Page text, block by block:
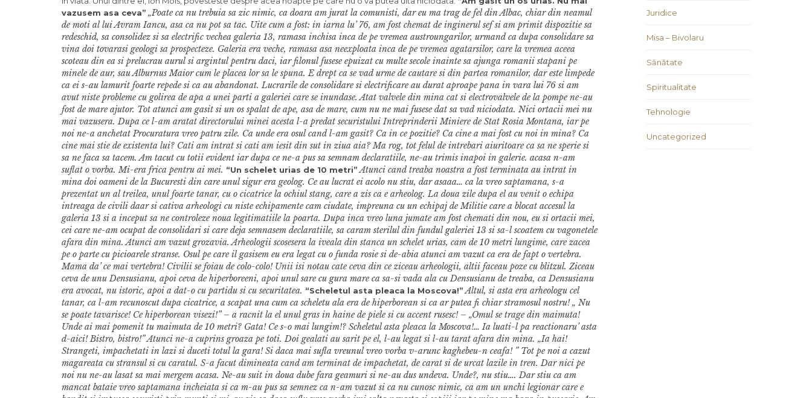
vazusem asa ceva” „Poate ca nu trebuia sa zic nimic, ca doara am jurat la comunisti, dar eu ma trag de fel din Albac, chiar din neamul
de moti al lui Avram Iancu, asa ca nu pot sa tac. Uite cum a fost: in iarna lu’ 76, am fost chemat de inginerul sef si am primit dispozitie sa
redeschid, sa consolidez si sa electrific vechea galeria 13, ramasa inchisa inca de pe vremea austroungarilor, urmand ca dupa consolidare sa
vina doi tovarasi geologi sa prospecteze. Galeria era veche, ramasa asa neexploata inca de pe vremea agatarsilor, care la vremea aceea
scoteau din ea si prelucrau aurul si argintul pentru daci, iar filonul fusese epuizat cu multe secole inainte sa ajunga romanii stapani pe
minele de aur, sau Alburnus Maior cum le placea lor sa le spuna. E drept ca se vad urme de cautare si din partea romanilor, dar este limpede
ca ei s-au lamurit foarte repede si ca au abandonat. Lucrarile de consolidare si electrificare au durat aproape pana in vara lui 76 si am
avut niste probleme cu golirea de apa a unei parti a galeriei care se inundase. Atat valvele din mina cat si electrovalvele de la pompe ne-au
fost de mare ajutor. Tot atunci am gasit si un os spalat de ape, asa de mare, cum nu ne mai fusese dat sa vad niciodata. Nici ortacii mei nu
mai vazusera. Dupa ce l-am aratat directorului minei acesta l-a predat securistului Intreprinderii Miniere de Stat Rosia Montana, iar pe
noi ne-a anchetat Procuratura vreo patru zile. Ca unde era osul cand l-am gasit? Ca in ce pozitie? Ca cine a mai fost cu noi in mina? Ca
cine mai stie de existenta lui? Cati am intrat si cati am iesit din sut in ziua aia? Ma rog, tot felul de intrebari aiuritoare ca sa ne sperie si
sa ne faca sa tacem. Am tacut cu totii evident iar dupa ce ne-a pus sa semnam declaratiile, ne-au trimis inapoi in galerie. acasa n-am
suflat o vorba. Mi-era frica pentru ai mei. “Un schelet urias de 10 metri”Atunci cand treaba noastra a fost terminata au intrat in
mina doi oameni de la Bucuresti din care unul sigur era geolog. Ce au lucrat ei acolo nu stiu, dar asaaa… ca la vreo saptamana, s-a
prezentat un al treilea, unul foarte tanar, cu o cicatrice la ochiul stang, care a zis ca e arheolog. La doua zile dupa el au venit o echipa
intreaga de civili daar si cativa arheologi cu niste echipamente cam ciudate, impreuna cu un echipaj de Militie care a blocat accesul la
galeria 13 si a inceput sa ne controleze noua legitimatiile la poarta. Dupa inca vreo luna jumate am fost chemati din nou, eu si ortacii mei,
cei care ne-am ocupat de consolidari si care deja semnasem declaratiile, sa caram sterilul din fundul galeriei 13 si sa-l scoatem cu vagonetele
afara din mina. Atunci am vazut grozavia. Arheologii scosesera la iveala din stanca un schelet urias, cam de 10 metri lungime, care zacea
pe o parte cu picioarele stranse. Osul pe care il gasisem eu era legat cu o funda rosie si de-abia atunci am vazut ca era de fapt o vertebra.
Mama da’ ce mai vertebra! Civilii se foiau de colo-colo! Unii isi notau cate ceva din ce ziceau arheologii, altii faceau poze cu blitzul. Ziceau
ceva de unu Densusianu, apoi ceva de hiperboreeni, apoi unul sare cu gura mare ca sa-si vada ala cu Densusianu de treaba, ca Densusianu
era avocat, nu istoric, apoi a dat-o cu partidu si cu securitatea. “Scheletul asta pleaca la Moscova!”Altul, si asta era arheologu cel
tanar, ca l-am recunoscut dupa cicatrice, a scapat una cum ca scheletu ala era de hiperborean si ca ar putea fi chiar stramosul nostru! „ Nu
se poate tavarisce! Ce hiperborean visezi!” – a racnit la el unul gras in haine de piele si cu accent rusesc! – „Omul se trage din maimuta!
Unde ai mai pomenit tu maimuta de 10 metri? Gata! Ce s-o mai lungim!? Scheletul asta pleaca la Moscova!… Ia luati-l pa reactionaru’ asta
d-aici! Bistro, bistro!” Atunci ne-a cuprins groaza pe toti. Doi gealati au sarit pe el, l-au legat si l-au tarat afara din mina. „Ia hai!
Strangeti, impachetati in lazi si duceti totul la gara! Si daca mai sufla vreunul vreo vorba v-arunc kaghebeu-n ceafa! ” Tot pe noi a cazut
magareata cu stransul si cu caratul. S-a facut dimineata cand am terminat de impachetat, de carat si de urcat lazile in tren. Dar nici pe
noi nu ne-au lasat sa mai mergem acasa. Ne-au suit in doua dube fara geamuri si ne-au dus undeva. Unde?, nu stiu…. Dar stiu ca am
mancat bataie vreo saptamana incheiata si ca m-au pus sa semnez ca n-am vazut si ca nu cunosc nimic, ca am un unchi legionar care e
Juridice
Misa – Bivolaru
Sănătate
Spiritualitate
Tehnologie
Uncategorized